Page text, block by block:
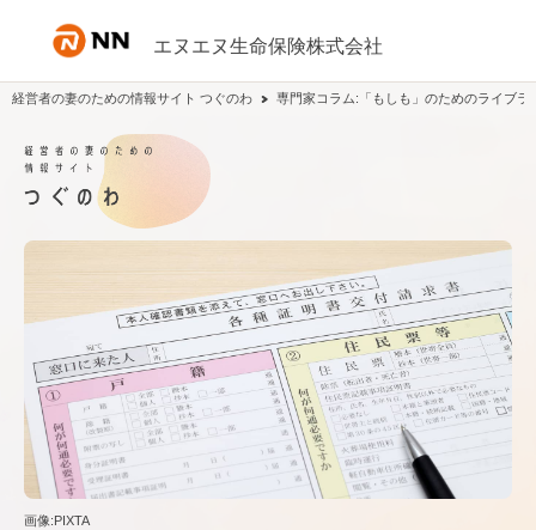
エヌエヌ生命保険株式会社
経営者の妻のための情報サイト つぐのわ 専門家コラム:「もしも」のためのライブラ
画像:PIXTA